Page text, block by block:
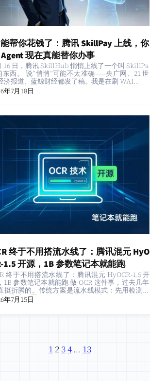
帮你花钱了：腾讯 SkillPay 上线，你
现在真能替你办事
16 日，腾讯 SkillHub 悄悄上线了一个叫 SkillPa
东西。 说”悄悄”可能不太准确——央广网、21 世
济报道、蓝鲸财经都发了稿。我是在刷 WAI…
年7月18日
终于不用搭流水线了：腾讯混元 HyO
1.5 开源，1B 参数笔记本就能跑
终于不用搭流水线了：腾讯混元 HyOCR-1.5 开
1B 参数笔记本就能跑 做 OCR 这件事，过去几年
挺折腾的。传统方案是流水线模式：先用检测模
到文字位置，再用识别模型把文字读出…
年7月15日
1 2 34… 13